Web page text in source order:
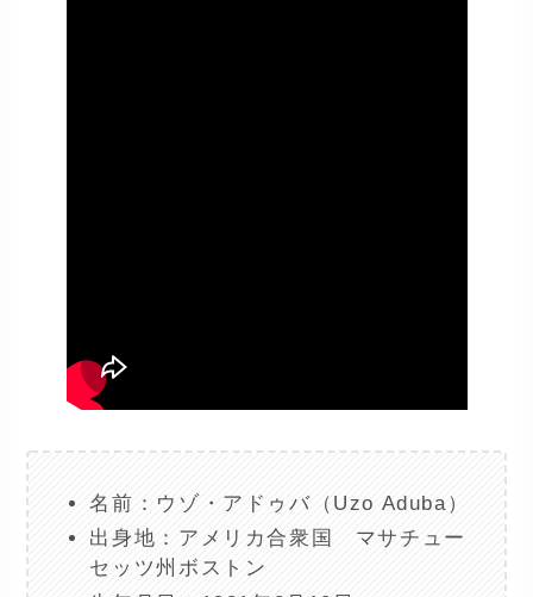
名前：ウゾ・アドゥバ（Uzo Aduba）
出身地：アメリカ合衆国 マサチュー
セッツ州ボストン